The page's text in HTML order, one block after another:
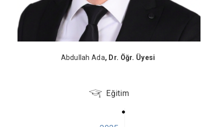
Abdullah Ada, Dr. Öğr. Üyesi
Eğitim